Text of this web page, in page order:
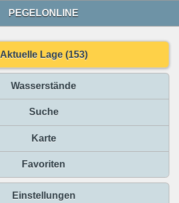
PEGELONLINE
Aktuelle Lage (153)
Wasserstände
Suche
Karte
Favoriten
Einstellungen